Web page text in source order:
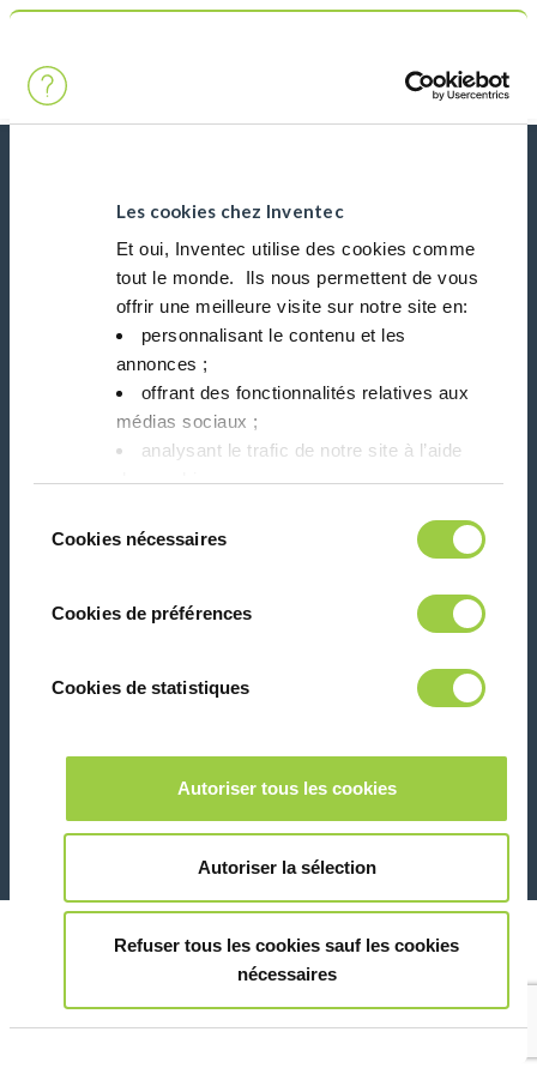
Les cookies chez Inventec
Et oui, Inventec utilise des cookies comme
tout le monde. ​ Ils nous permettent de vous
offrir une meilleure visite sur notre site en:​
personnalisant le contenu et les
annonces ;​
offrant des fonctionnalités relatives aux
médias sociaux ; ​
analysant le trafic de notre site à l’aide
des cookies.​
refuser ou de les paramétrer.​ Pas de
panique, vous pourrez également modifier à
tout moment vos choix dans l'onglet Gérer
les cookies.​ ​ ​
duCookies nécessaires
Cookies de préférences
Cookies de statistiques
Marketing
Montrer les détails
Autoriser tous les cookies
Autoriser la sélection
Refuser tous les cookies sauf les cookies
nécessaires
Main Navigation Chercher
Restez connecté avec notre newsletter!
Please leave
Suivez-nous sur:
26 Rue des Coulons - 94360 Bry-sur-Marne - France
Informations juridiques et avis de confidentialité